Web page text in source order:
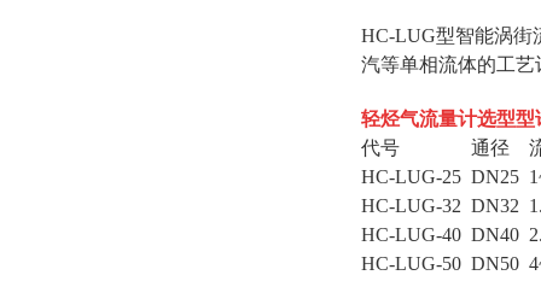
HC-LUG型智能涡街
汽等单相流体的工
轻烃气流量计选型型
代号
通径
HC-LUG-25 DN25
HC-LUG-32 DN32
HC-LUG-40 DN40
HC-LUG-50 DN50